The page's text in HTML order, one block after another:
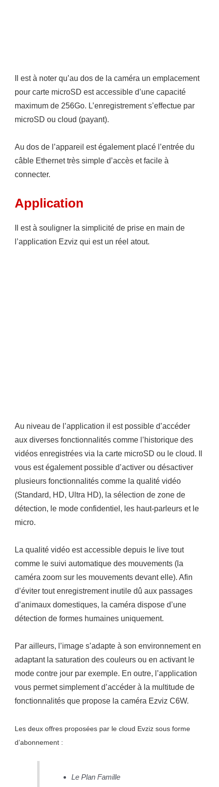
Il est à noter qu’au dos de la caméra un emplacement
pour carte microSD est accessible d’une capacité
maximum de 256Go. L’enregistrement s’effectue par
microSD ou cloud (payant).
Au dos de l’appareil est également placé l’entrée du
câble Ethernet très simple d’accès et facile à
connecter.
Application
Il est à souligner la simplicité de prise en main de
l’application Ezviz qui est un réel atout.
Au niveau de l’application il est possible d’accéder
aux diverses fonctionnalités comme l’historique des
vidéos enregistrées via la carte microSD ou le cloud. Il
vous est également possible d’activer ou désactiver
plusieurs fonctionnalités comme la qualité vidéo
(Standard, HD, Ultra HD), la sélection de zone de
détection, le mode confidentiel, les haut-parleurs et le
micro.
La qualité vidéo est accessible depuis le live tout
comme le suivi automatique des mouvements (la
caméra zoom sur les mouvements devant elle). Afin
d’éviter tout enregistrement inutile dû aux passages
d’animaux domestiques, la caméra dispose d’une
détection de formes humaines uniquement.
Par ailleurs, l’image s’adapte à son environnement en
adaptant la saturation des couleurs ou en activant le
mode contre jour par exemple. En outre, l’application
vous permet simplement d’accéder à la multitude de
fonctionnalités que propose la caméra Ezviz C6W.
Les deux offres proposées par le cloud Evziz sous forme
d’abonnement :
Le Plan Famille